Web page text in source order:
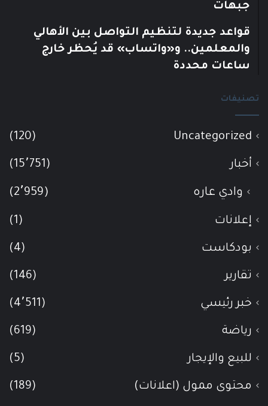
جبهات
قواعد جديدة لتنظيم التواصل بين الأهالي
والمعلمين.. و«واتساب» قد يُحظر خارج
ساعات محددة
تصنيفات
Uncategorized
(120)
أخبار (15٬751)
وادي عاره (2٬959)
إعلانات (1)
بودكاست (4)
تقارير (146)
خبر رئيسي (4٬511)
رياضة (619)
للبيع والإيجار (5)
محتوى ممول (اعلانات) (189)